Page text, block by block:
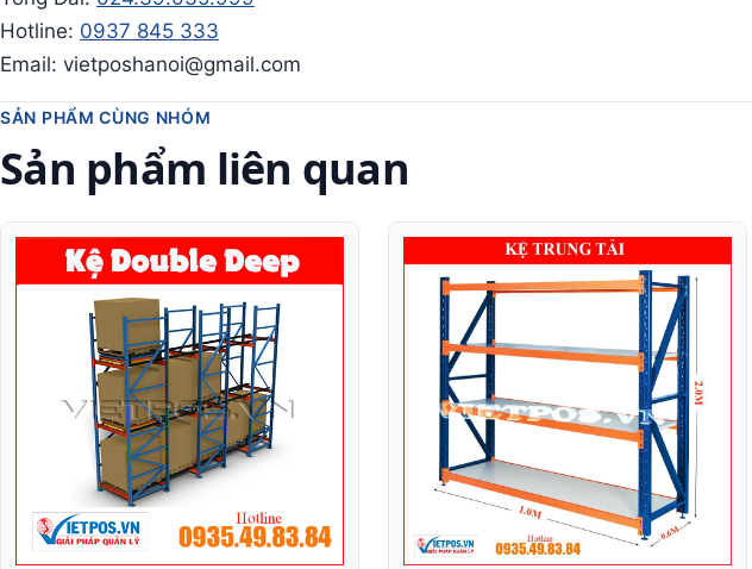
Hotline: 0937 845 333
Email: vietposhanoi@gmail.com
SẢN PHẨM CÙNG NHÓM
Sản phẩm liên quan